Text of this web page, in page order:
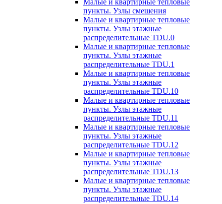
Малые и квартирные тепловые
пункты. Узлы смешения
Малые и квартирные тепловые
пункты. Узлы этажные
распределительные TDU.0
Малые и квартирные тепловые
пункты. Узлы этажные
распределительные TDU.1
Малые и квартирные тепловые
пункты. Узлы этажные
распределительные TDU.10
Малые и квартирные тепловые
пункты. Узлы этажные
распределительные TDU.11
Малые и квартирные тепловые
пункты. Узлы этажные
распределительные TDU.12
Малые и квартирные тепловые
пункты. Узлы этажные
распределительные TDU.13
Малые и квартирные тепловые
пункты. Узлы этажные
распределительные TDU.14